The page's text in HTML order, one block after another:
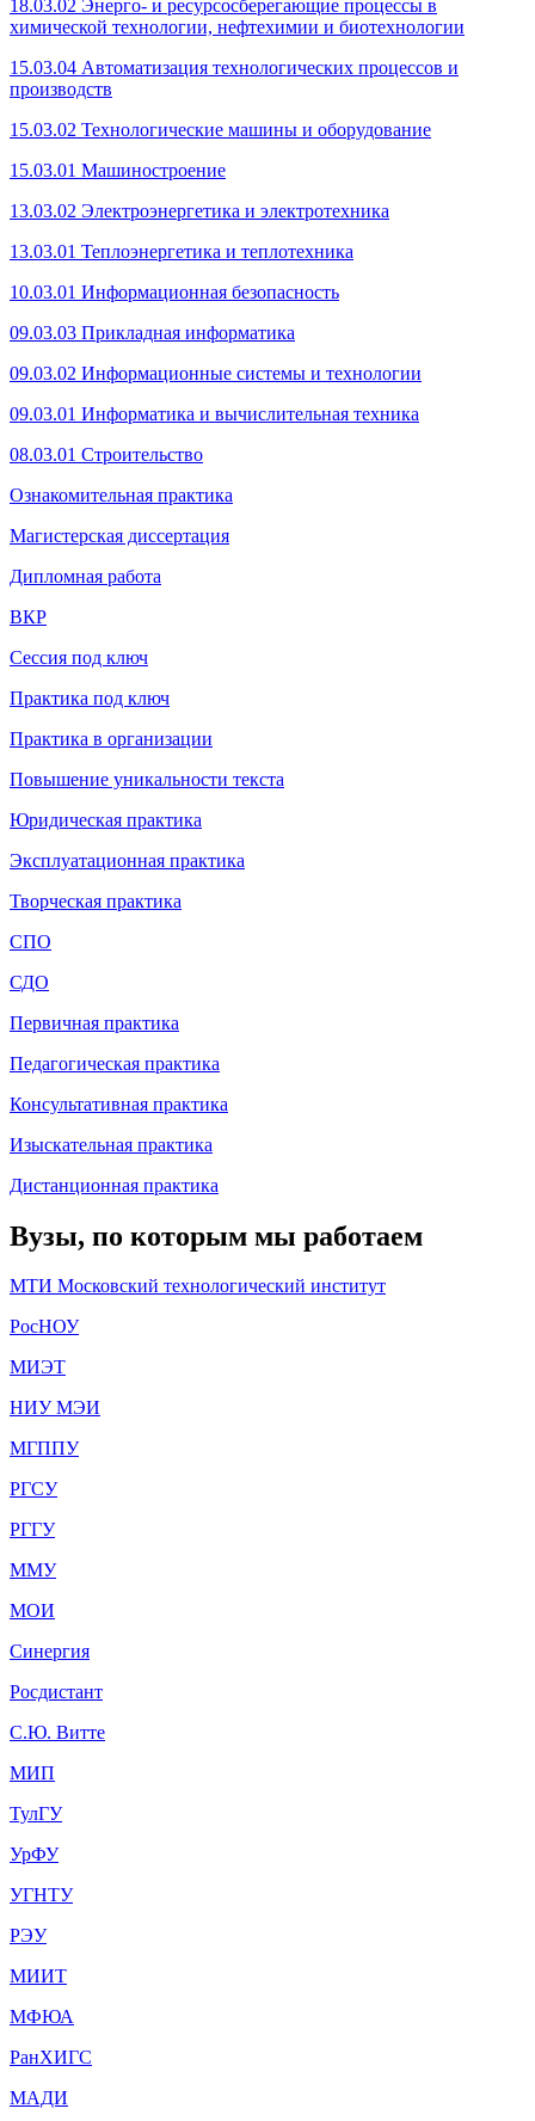
18.03.02 Энерго- и ресурсосберегающие процессы в
химической технологии, нефтехимии и биотехнологии
15.03.04 Автоматизация технологических процессов и
производств
15.03.02 Технологические машины и оборудование
15.03.01 Машиностроение
13.03.02 Электроэнергетика и электротехника
13.03.01 Теплоэнергетика и теплотехника
10.03.01 Информационная безопасность
09.03.03 Прикладная информатика
09.03.02 Информационные системы и технологии
09.03.01 Информатика и вычислительная техника
08.03.01 Строительство
Ознакомительная практика
Магистерская диссертация
Дипломная работа
ВКР
Сессия под ключ
Практика под ключ
Практика в организации
Повышение уникальности текста
Юридическая практика
Эксплуатационная практика
Творческая практика
СПО
СДО
Первичная практика
Педагогическая практика
Консультативная практика
Изыскательная практика
Дистанционная практика
Вузы, по которым мы работаем
МТИ Московский технологический институт
РосНОУ
МИЭТ
НИУ МЭИ
МГППУ
РГСУ
РГГУ
ММУ
МОИ
Синергия
Росдистант
С.Ю. Витте
МИП
ТулГУ
УрФУ
УГНТУ
РЭУ
МИИТ
МФЮА
РанХИГС
МАДИ